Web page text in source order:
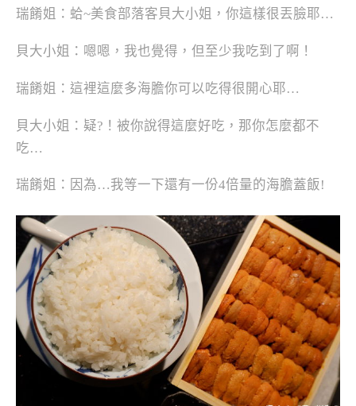
瑞餚姐：蛤~美食部落客貝大小姐，你這樣很丟臉耶…
貝大小姐：嗯嗯，我也覺得，但至少我吃到了啊！
瑞餚姐：這裡這麼多海膽你可以吃得很開心耶…
貝大小姐：疑?！被你說得這麼好吃，那你怎麼都不
吃…
瑞餚姐：因為…我等一下還有一份4倍量的海膽蓋飯!